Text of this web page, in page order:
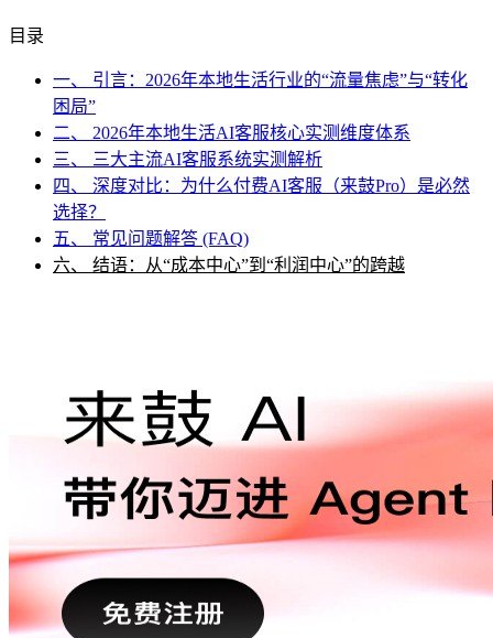
目录
一、 引言：2026年本地生活行业的“流量焦虑”与“转化
困局”
二、 2026年本地生活AI客服核心实测维度体系
三、 三大主流AI客服系统实测解析
四、 深度对比：为什么付费AI客服（来鼓Pro）是必然
选择？
五、 常见问题解答 (FAQ)
六、 结语：从“成本中心”到“利润中心”的跨越